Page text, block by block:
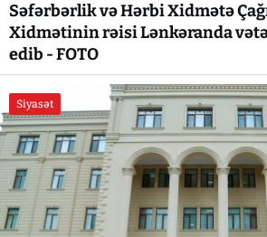
Səfərbərlik və Hərbi Xidmətə
Xidmətinin rəisi Lənkəranda
edib - FOTO
Siyasət